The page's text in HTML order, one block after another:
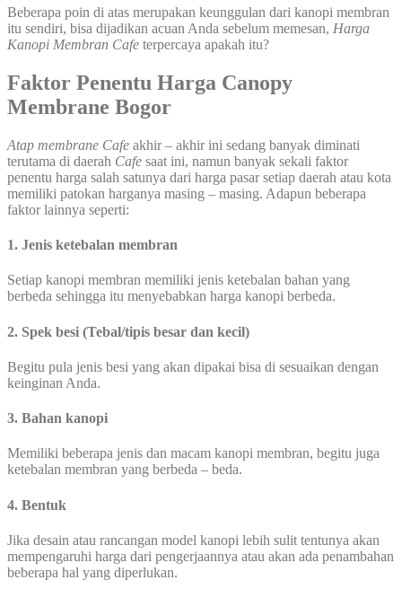
Beberapa poin di atas merupakan keunggulan dari kanopi membran
itu sendiri, bisa dijadikan acuan Anda sebelum memesan, Harga
Kanopi Membran Cafe terpercaya apakah itu?
Faktor Penentu Harga Canopy
Membrane Bogor
Atap membrane Cafe akhir – akhir ini sedang banyak diminati
terutama di daerah Cafe saat ini, namun banyak sekali faktor
penentu harga salah satunya dari harga pasar setiap daerah atau kota
memiliki patokan harganya masing – masing. Adapun beberapa
faktor lainnya seperti:
1. Jenis ketebalan membran
Setiap kanopi membran memiliki jenis ketebalan bahan yang
berbeda sehingga itu menyebabkan harga kanopi berbeda.
2. Spek besi (Tebal/tipis besar dan kecil)
Begitu pula jenis besi yang akan dipakai bisa di sesuaikan dengan
keinginan Anda.
3. Bahan kanopi
Memiliki beberapa jenis dan macam kanopi membran, begitu juga
ketebalan membran yang berbeda – beda.
4. Bentuk
Jika desain atau rancangan model kanopi lebih sulit tentunya akan
mempengaruhi harga dari pengerjaannya atau akan ada penambahan
beberapa hal yang diperlukan.